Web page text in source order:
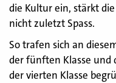
die Kultur ein, stärkt
nicht zuletzt Spass.
So trafen sich an
der fünften Klasse und
der vierten Klasse